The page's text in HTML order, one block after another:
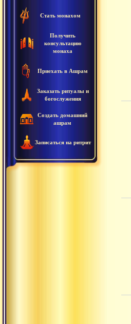
Стать монахом
Получить
консультацию
монаха
Приехать в Ашрам
Заказать ритуалы и
богослужения
Создать домашний
ашрам
Записаться на ритрит